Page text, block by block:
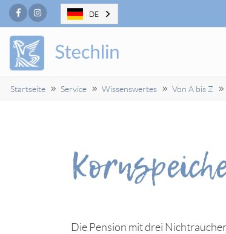
FacebookInstagram
Startseite Service Wissenswertes Von A bis Z
Die Pension mit drei
DE